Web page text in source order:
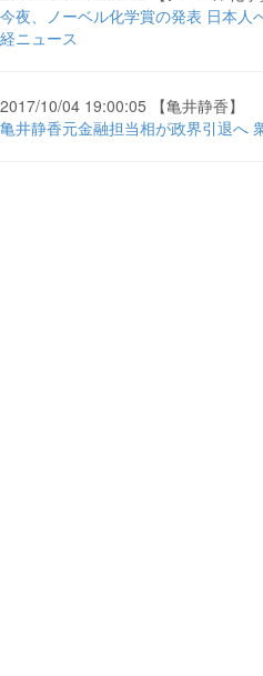
今夜、ノーベル化学賞の発表 日本人
経ニュース
2017/10/04 19:00:05 【亀井静香】
亀井静香元金融担当相が政界引退へ